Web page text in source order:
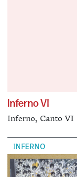
Inferno VI
Inferno, Canto VI
INFERNO